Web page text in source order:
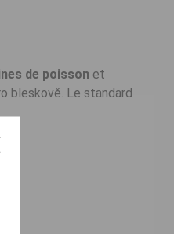
de poisson et
bleskově. Le standard